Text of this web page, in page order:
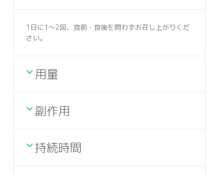
1日に1～2回、食前・食後を問わずお召し上がりくだ
さい。
用量
副作用
持続時間